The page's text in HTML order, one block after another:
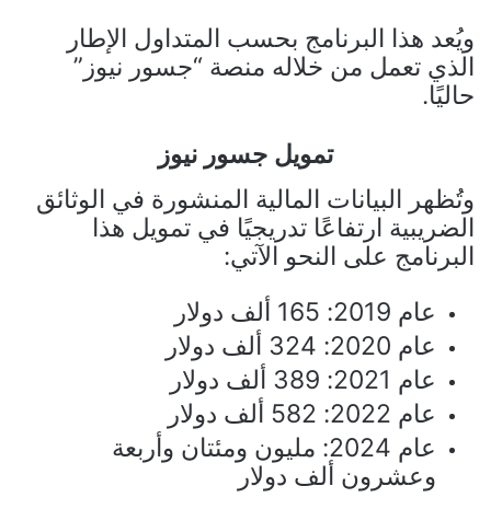
ويُعد هذا البرنامج بحسب المتداول الإطار
الذي تعمل من خلاله منصة “جسور نيوز”
حاليًا.
تمويل جسور نيوز
وتُظهر البيانات المالية المنشورة في الوثائق
الضريبية ارتفاعًا تدريجيًا في تمويل هذا
البرنامج على النحو الآتي:
عام 2019: 165 ألف دولار
عام 2020: 324 ألف دولار
عام 2021: 389 ألف دولار
عام 2022: 582 ألف دولار
عام 2024: مليون ومئتان وأربعة
وعشرون ألف دولار